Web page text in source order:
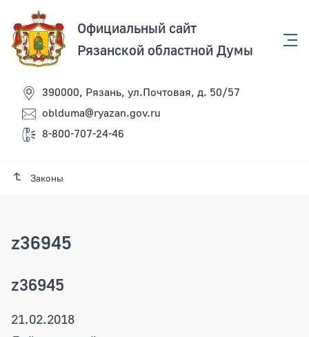
Официальный сайт
Рязанской областной Думы
390000, Рязань, ул.Почтовая, д. 50/57
oblduma@ryazan.gov.ru
8-800-707-24-46
Законы
z36945
z36945
21.02.2018